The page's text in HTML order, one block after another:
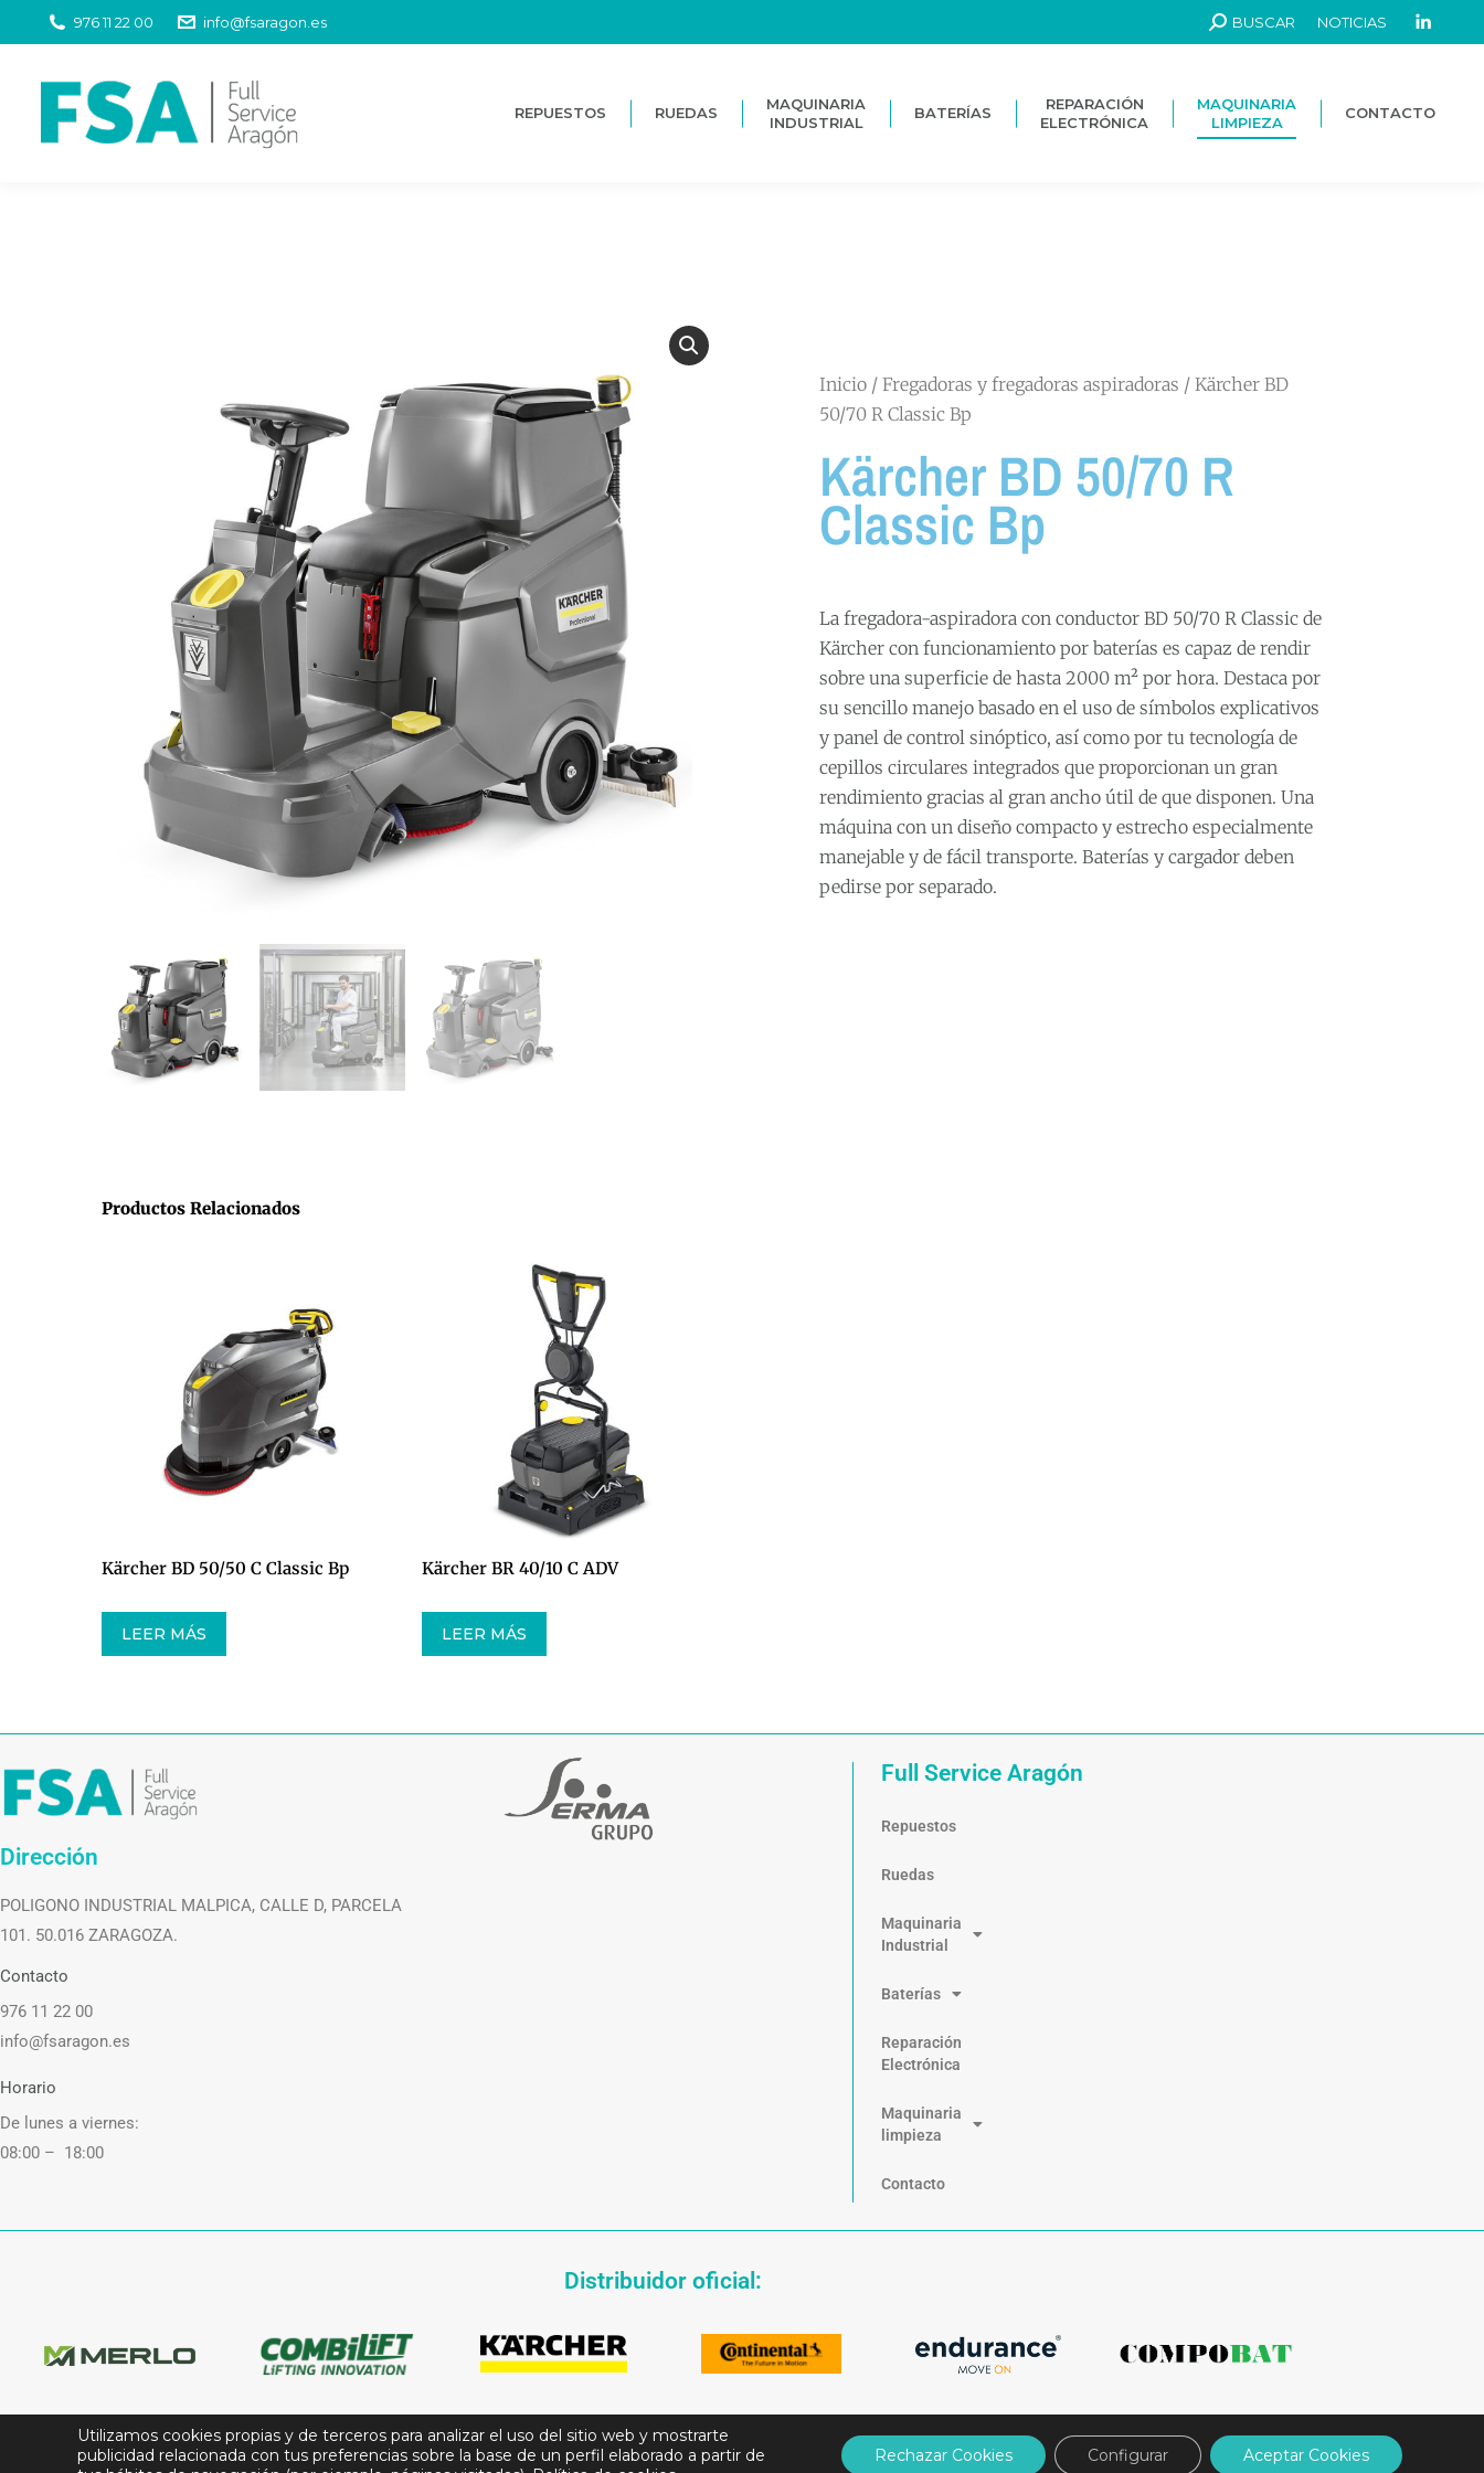
976 11 22 00 info@fsaragon.es BUSCAR NOTICIAS
REPUESTOS RUEDAS
MAQUINARIA
INDUSTRIAL
BATERÍAS
REPARACIÓN
ELECTRÓNICA
MAQUINARIA
LIMPIEZA
CONTACTO
Inicio / Fregadoras y fregadoras aspiradoras / Kärcher BD
50/70 R Classic Bp
Kärcher BD 50/70 R
Classic Bp
La fregadora-aspiradora con conductor BD 50/70 R Classic de
Kärcher con funcionamiento por baterías es capaz de rendir
sobre una superficie de hasta 2000 m² por hora. Destaca por
su sencillo manejo basado en el uso de símbolos explicativos
y panel de control sinóptico, así como por tu tecnología de
cepillos circulares integrados que proporcionan un gran
rendimiento gracias al gran ancho útil de que disponen. Una
máquina con un diseño compacto y estrecho especialmente
manejable y de fácil transporte. Baterías y cargador deben
pedirse por separado.
Productos Relacionados
Kärcher BD 50/50 C Classic Bp
LEER MÁS
Kärcher BR 40/10 C ADV
LEER MÁS
Dirección
POLIGONO INDUSTRIAL MALPICA, CALLE D, PARCELA
101. 50.016 ZARAGOZA.
Contacto
976 11 22 00
info@fsaragon.es
Horario
De lunes a viernes:
08:00 – 18:00
Full Service Aragón
Repuestos
Ruedas
Maquinaria
Industrial
Baterías
Reparación
Electrónica
Maquinaria
limpieza
Contacto
Distribuidor oficial:
© Full Service Aragón. Todos los derechos reservados. Aviso legal | Política de privacidad |Política de Cookies
Utilizamos cookies propias y de terceros para analizar el uso del sitio web y mostrarte
publicidad relacionada con tus preferencias sobre la base de un perfil elaborado a partir de
Aceptar Cookies
Rechazar Cookies Configurar
REPUESTOS RUEDAS BATERÍAS
MAQUINARIA
CONTACTO